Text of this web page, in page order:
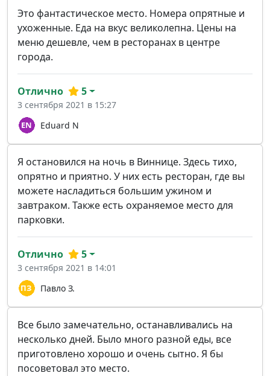
Это фантастическое место. Номера опрятные и
ухоженные. Еда на вкус великолепна. Цены на
меню дешевле, чем в ресторанах в центре
города.
Eduard N
Отлично 5
3 сентября 2021 в 15:27
Я остановился на ночь в Виннице. Здесь тихо,
опрятно и приятно. У них есть ресторан, где вы
можете насладиться большим ужином и
завтраком. Также есть охраняемое место для
парковки.
Павло З.
Отлично 5
3 сентября 2021 в 14:01
Все было замечательно, останавливались на
несколько дней. Было много разной еды, все
приготовлено хорошо и очень сытно. Я бы
посоветовал это место.